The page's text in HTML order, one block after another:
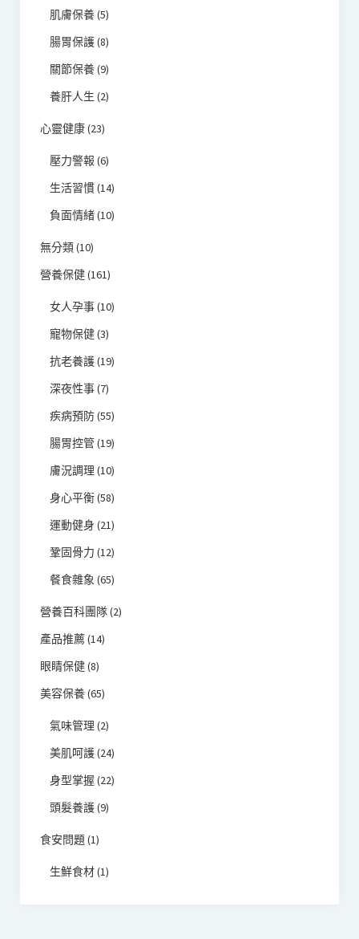
肌膚保養(5)
腸胃保護(8)
關節保養(9)
養肝人生 (2)
心靈健康(23)
壓力警報 (6)
生活習慣(14)
負面情緒(10)
無分類(10)
營養保健(161)
女人孕事(10)
寵物保健(3)
抗老養護(19)
深夜性事(7)
疾病預防(55)
腸胃控管(19)
膚況調理 (10)
身心平衡(58)
運動健身 (21)
鞏固骨力 (12)
餐食雜象 (65)
營養百科團隊(2)
產品推薦(14)
眼睛保健(8)
美容保養(65)
氣味管理 (2)
美肌呵護(24)
身型掌握 (22)
頭髮養護(9)
食安問題(1)
生鮮食材(1)